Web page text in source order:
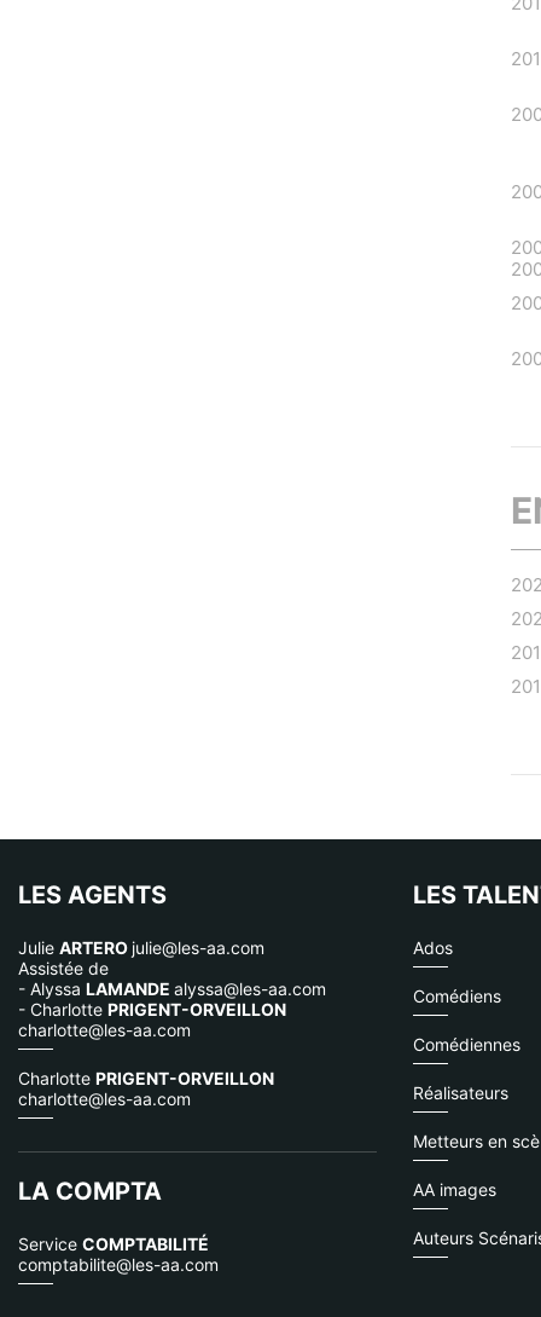
LES AGENTS
Julie ARTERO julie@les-aa.com
Assistée de
- Alyssa LAMANDE alyssa@les-aa.com
- Charlotte PRIGENT-ORVEILLON
charlotte@les-aa.com
Charlotte PRIGENT-ORVEILLON
charlotte@les-aa.com
LA COMPTA
Service COMPTABILITÉ
comptabilite@les-aa.com
LES
Ados
Comédiens
Comédiennes
Réalisateurs
Metteurs en
AA images
Auteurs